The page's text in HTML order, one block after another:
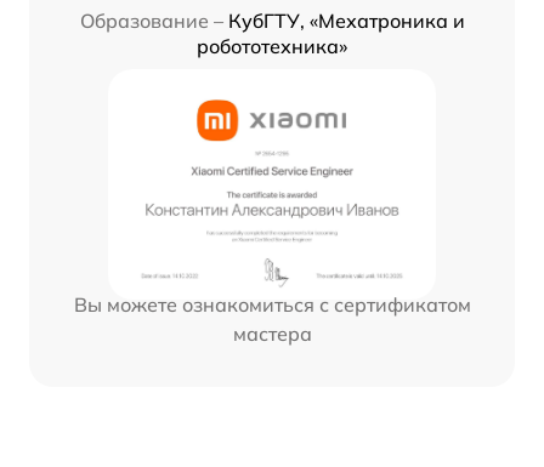
Образование – КубГТУ, «Мехатроника и
робототехника»
Вы можете ознакомиться с сертификатом
мастера